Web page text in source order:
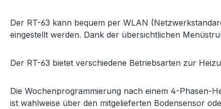
Der RT-63 kann bequem per WLAN
eingestellt werden. Dank der übersichtlichen
Der RT-63 bietet verschiedene Betriebsarten zur
Die Wochenprogrammierung nach einem 4-Phasen-
ist wahlweise über den mitgelieferten Bodensensor